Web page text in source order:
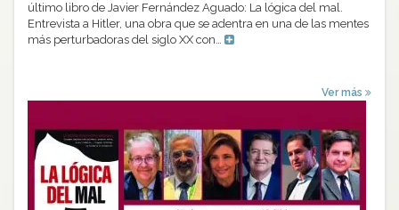
último libro de Javier Fernández Aguado: La lógica del mal.
Entrevista a Hitler, una obra que se adentra en una de las mentes
más perturbadoras del siglo XX con…
Ver más